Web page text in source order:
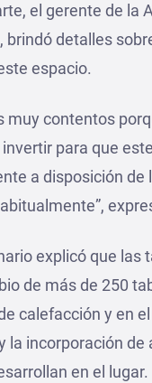
el gerente de la
brindó detalles
espacio.
muy contentos
invertir para que
a disposición de
explicó que las
de más de 250
calefacción y en
la incorporación
en el lugar.